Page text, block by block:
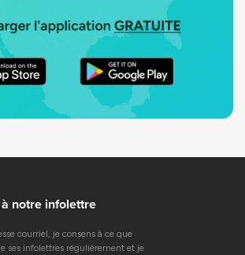
notre infolettre
courriel, je consens à ce que
ses infolettres régulièrement et je